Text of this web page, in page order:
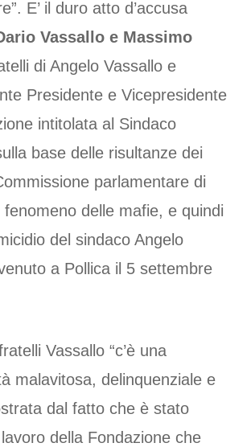
E’ il duro atto d’accusa
Vassallo e Massimo
di Angelo Vassallo e
Presidente e Vicepresidente
intitolata al Sindaco
base delle risultanze dei
parlamentare di
fenomeno delle mafie, e quindi
del sindaco Angelo
a Pollica il 5 settembre
Vassallo “c’è una
malavitosa, delinquenziale e
dal fatto che è stato
della Fondazione che